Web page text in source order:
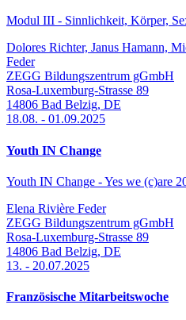
Modul III - Sinnlichkeit, Körper,
Dolores Richter, Janus Hamann,
Feder
ZEGG Bildungszentrum gGmbH
Rosa-Luxemburg-Strasse 89
14806 Bad Belzig, DE
18.08. - 01.09.2025
Youth IN Change
Youth IN Change - Yes we (c)are
Elena Rivière Feder
ZEGG Bildungszentrum gGmbH
Rosa-Luxemburg-Strasse 89
14806 Bad Belzig, DE
13. - 20.07.2025
Französische Mitarbeitswoche